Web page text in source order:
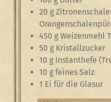
20 g
450 g Weizenmehl
50 g Kristallzucker
10 g Instanthefe
10 g feines Salz
1 Ei für die Glasur